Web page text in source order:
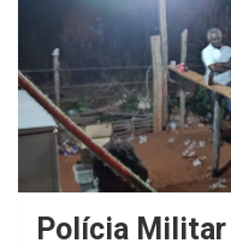
Polícia